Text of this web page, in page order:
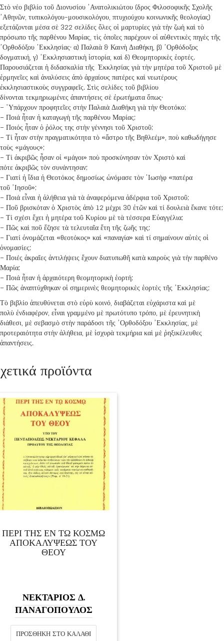
Στὸ νέο βιβλίο τοῦ Διονυσίου ᾿Ανατολικιώτου (δρος Φιλοσοφικῆς Σχολῆς
᾿Αθηνῶν, τυπικολόγου-μουσικολόγου, πτυχιούχου κοινωνικῆς θεολογίας)
εξετάζονται μέσα σὲ 322 σελίδες ὅλες οἱ μαρτυρίες γιὰ τὴν ζωὴ καὶ τὸ
πρόσωπο τῆς παρθένου Μαρίας, τὶς ὁποῖες παρέχουν οἱ αὐθεντικὲς πηγὲς τῆς
᾿Ορθοδόξου ᾿Εκκλησίας· α) Παλαιὰ & Καινὴ Διαθήκη, β) ᾿Ορθόδοξος
δογματική, γ) ᾿Εκκλησιαστικὴ ἱστορία, καὶ δ) Θεομητορικὲς ἑορτές.
Παρουσιάζεται ἡ διδασκαλία τῆς ̓Εκκλησίας γιὰ τὴν μητέρα τοῦ Χριστοῦ μὲ
ἑρμηνεῖες καὶ ἀναλύσεις ἀπὸ ἀρχαίους πατέρες καὶ νεωτέρους
ἐκκλησιαστικοὺς συγγραφεῖς. Στὶς σελίδες τοῦ βιβλίου
δίνονται τεκμηριωμένες ἀπαντήσεις σὲ ἐρωτήματα ὅπως·
– ῾Υπάρχουν προφητεῖες στὴν Παλαιὰ Διαθήκη γιὰ τὴν Θεοτόκο;
– Ποιά ἦταν ἡ καταγωγὴ τῆς παρθένου Μαρίας;
– Ποιός ἦταν ὁ ῥόλος της στὴν γέννησι τοῦ Χριστοῦ;
– Τί ἦταν στὴν πραγματικότητα τὸ «ἄστρο τῆς Βηθλεέμ», ποὺ καθωδήγησε
τοὺς «μάγους»;
– Τί ἀκριβῶς ἦσαν οἱ «μάγοι» ποὺ προσκύνησαν τὸν Χριστὸ καὶ
πότε ἀκριβῶς τὸν συνάντησαν;
– Γιατί ἡ ἴδια ἡ Θεοτόκος δημοσίως ὠνόμασε τὸν ᾿Ιωσὴφ «πατέρα
τοῦ ᾿Ιησοῦ»;
– Ποιά εἶναι ἡ ἀλήθεια γιὰ τὰ ἀναφερόμενα ἀδέρφια τοῦ Χριστοῦ;
– Ποῦ βρισκόταν ὁ Χριστὸς ἀπὸ 12 μέχρι 30 ἐτῶν καὶ τί δουλειὰ ἔκανε τότε;
– Τί σχέσι ἔχει ἡ μητέρα τοῦ Κυρίου μὲ τὰ τέσσερα Εὐαγγέλια;
– Πῶς καὶ ποῦ ἔζησε τὰ τελευταῖα ἔτη τῆς ζωῆς της;
– Γιατί ὀνομάζεται «θεοτόκος» καὶ «παναγία» καὶ τί σημαίνουν αὐτὲς οἱ
ὀνομασίες;
– Ποιές ἀκραῖες ἀντιλήψεις ἔχουν διατυπωθῆ κατὰ καιροὺς γιὰ τὴν παρθένο
Μαρία;
– Ποιά ἦταν ἡ ἀρχαιότερη θεομητορικὴ ἑορτή;
– Πῶς ἀναπτύχθηκαν οἱ σημερινὲς θεομητορικὲς ἑορτὲς τῆς ᾿Εκκλησίας;
Τὸ βιβλίο ἀπευθύνεται στὸ εὐρὺ κοινό, διαβάζεται εὐχάριστα καὶ μὲ
πολὺ ἐνδιαφέρον, εἶναι γραμμένο μὲ πρωτότυπο τρόπο, μὲ ἐρευνητικὴ
διάθεσι, μὲ σεβασμὸ στὴν παράδοσι τῆς ᾿Ορθοδόξου ᾿Εκκλησίας, μὲ
προτεραιότητα στὴν ἀλήθεια, μὲ ἰσχυρὰ τεκμήρια καὶ μὲ ῥηξικέλευθες
ἀπαντήσεις.
προϊόντα
ΠΕΡΙ ΤΗΣ ΕΝ ΤΩ ΚΟΣΜΩ
ΑΠΟΚΑΛΥΨΕΩΣ ΤΟΥ
ΘΕΟΥ
ΝΕΚΤΑΡΙΟΣ Δ.
ΠΑΝΑΓΟΠΟΥΛΟΣ
ΠΡΟΣΘΉΚΗ ΣΤΟ ΚΑΛΆΘΙ